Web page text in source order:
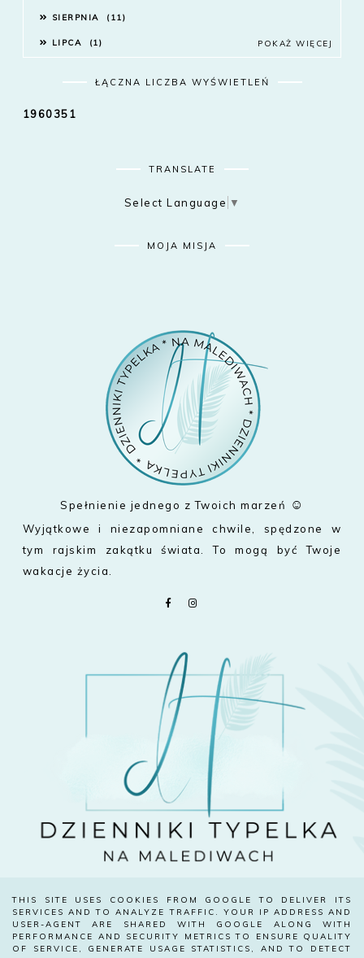
SIERPNIA 11
LIPCA 1 POKAŻ WIĘCEJ
ŁĄCZNA LICZBA WYŚWIETLEŃ
1960351
TRANSLATE
Select Language ▼
MOJA MISJA
Spełnienie jednego z Twoich marzeń ☺
Wyjątkowe i niezapomniane chwile, spędzone w
tym rajskim zakątku świata. To mogą być Twoje
wakacje życia.
Ⓒ 2020 DZIENNIKI TYPELKA - NA MALEDIWACH. DESIGN
CREATED WITH
BY: BRAND&BLOGGER
. ALL RIGHTS
THIS SITE USES COOKIES FROM GOOGLE TO DELIVER ITS
SERVICES AND TO ANALYZE TRAFFIC. YOUR IP ADDRESS AND
USER-AGENT ARE SHARED WITH GOOGLE ALONG WITH
PERFORMANCE AND SECURITY METRICS TO ENSURE QUALITY
OF SERVICE, GENERATE USAGE STATISTICS, AND TO DETECT